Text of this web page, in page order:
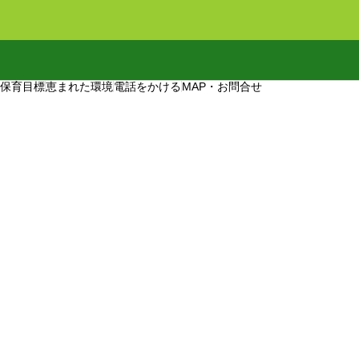
保育目標恵まれた環境電話をかけるMAP・お問合せ